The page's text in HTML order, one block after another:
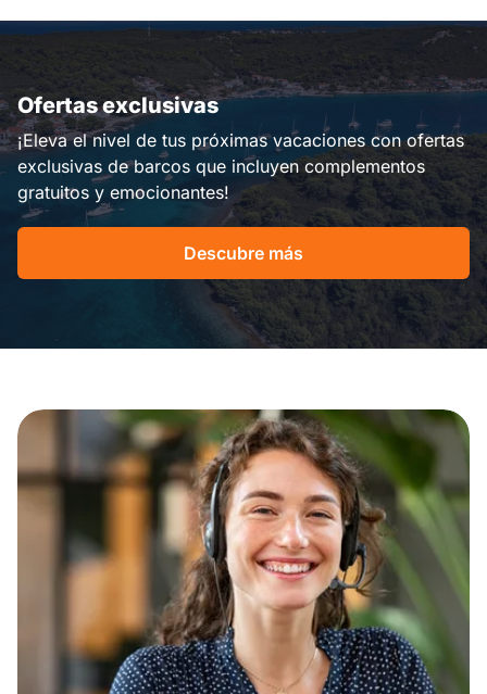
Ofertas exclusivas
¡Eleva el nivel de tus próximas vacaciones con ofertas
exclusivas de barcos que incluyen complementos
gratuitos y emocionantes!
Descubre más